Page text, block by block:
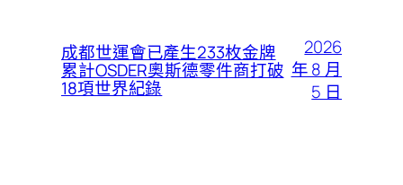
成都世運會已產生233枚金牌
累計OSDER奧斯德零件商打破
18項世界紀錄
2026
年 8 月
5 日